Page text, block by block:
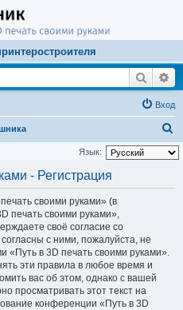
Поиск
Вход
о
Язык:
- Регистрация
своими руками» (в
печать своими руками»,
своё согласие со
с ними, пожалуйста, не
«Путь в 3D печать своими руками».
эти правила в любое время и
вас об этом, однако с вашей
просматривать этот текст на
конференции «Путь в 3D